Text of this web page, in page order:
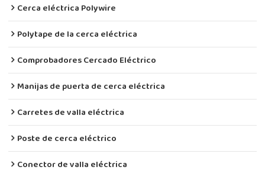
Cerca eléctrica Polywire
Polytape de la cerca eléctrica
Comprobadores Cercado Eléctrico
Manijas de puerta de cerca eléctrica
Carretes de valla eléctrica
Poste de cerca eléctrico
Conector de valla eléctrica